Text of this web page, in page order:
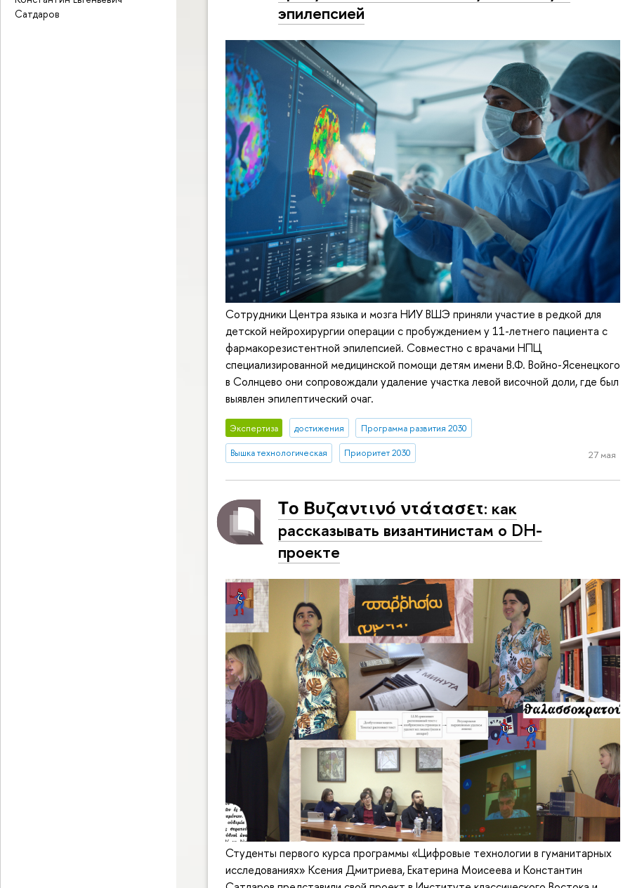
Сатдаров
эпилепсией
Сотрудники Центра языка и мозга НИУ ВШЭ приняли участие в редкой для
детской нейрохирургии операции с пробуждением у 11-летнего пациента с
фармакорезистентной эпилепсией. Совместно с врачами НПЦ
специализированной медицинской помощи детям имени В.Ф. Войно-Ясенецкого
в Солнцево они сопровождали удаление участка левой височной доли, где был
выявлен эпилептический очаг.
Экспертиза достижения Программа развития 2030
Вышка технологическая Приоритет 2030 27 мая
Το Βυζαντινό ντάτασετ: как
рассказывать византинистам о DH-
проекте
Студенты первого курса программы «Цифровые технологии в гуманитарных
исследованиях» Ксения Дмитриева, Екатерина Моисеева и Константин